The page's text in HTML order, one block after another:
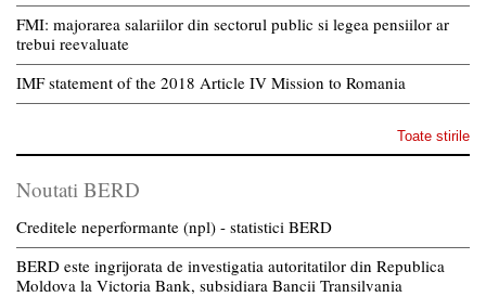
FMI: majorarea salariilor din sectorul public si legea pensiilor ar
trebui reevaluate
IMF statement of the 2018 Article IV Mission to Romania
Toate stirile
Noutati BERD
Creditele neperformante (npl) - statistici BERD
BERD este ingrijorata de investigatia autoritatilor din Republica
Moldova la Victoria Bank, subsidiara Bancii Transilvania